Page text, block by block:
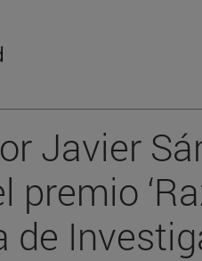
Javier
premio
de